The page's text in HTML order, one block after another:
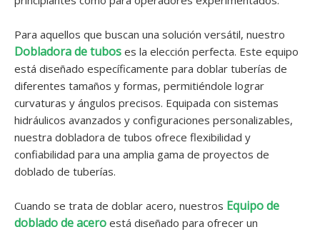
Para aquellos que buscan una solución versátil, nuestro
Dobladora de tubos es la elección perfecta. Este equipo
está diseñado específicamente para doblar tuberías de
diferentes tamaños y formas, permitiéndole lograr
curvaturas y ángulos precisos. Equipada con sistemas
hidráulicos avanzados y configuraciones personalizables,
nuestra dobladora de tubos ofrece flexibilidad y
confiabilidad para una amplia gama de proyectos de
doblado de tuberías.
Cuando se trata de doblar acero, nuestros Equipo de
doblado de acero está diseñado para ofrecer un